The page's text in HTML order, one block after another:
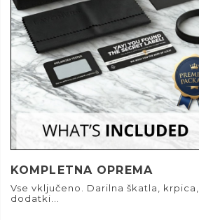
KOMPLETNA OPREMA
Vse vključeno. Darilna škatla, krpica,
dodatki...